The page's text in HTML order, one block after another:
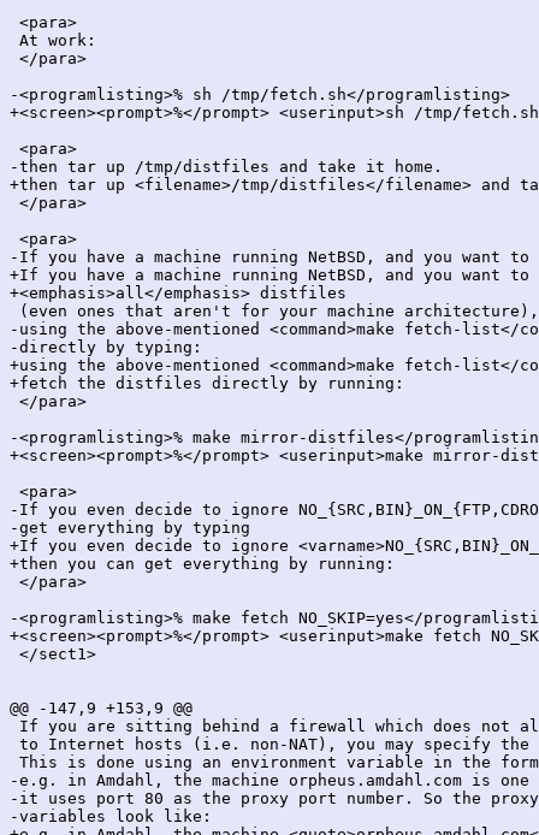
<para>
At work:
</para>
-<programlisting>% sh /tmp/fetch.sh</programlisting>
+<screen><prompt>%</prompt> <userinput>sh /tmp/
<para>
-then tar up /tmp/distfiles and take it home.
+then tar up <filename>/tmp/distfiles</filename> and
</para>
<para>
-If you have a machine running NetBSD, and you
+If you have a machine running NetBSD, and you want to
+<emphasis>all</emphasis> distfiles
(even ones that aren't for your machine architecture),
-using the above-mentioned <command>make fetch-
-directly by typing:
+using the above-mentioned <command>make fetch-list</
+fetch the distfiles directly by running:
</para>
-<programlisting>% make mirror-distfiles</
+<screen><prompt>%</prompt> <userinput>make mirror-
<para>
-If you even decide to ignore
-get everything by typing
+If you even decide to ignore
+then you can get everything by running:
</para>
-<programlisting>% make fetch NO_SKIP=yes</
+<screen><prompt>%</prompt> <userinput>make fetch
</sect1>
@@ -147,9 +153,9 @@
If you are sitting behind a firewall which does not
to Internet hosts (i.e. non-NAT), you may specify the
This is done using an environment variable in the
-e.g. in Amdahl, the machine orpheus.amdahl.com is
-it uses port 80 as the proxy port number. So the proxy
-variables look like: